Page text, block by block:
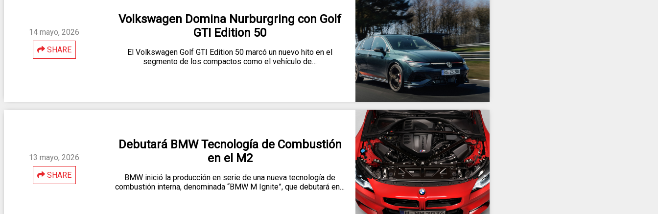
14 mayo, 2026
SHARE
Volkswagen Domina Nurburgring con Golf
GTI Edition 50
El Volkswagen Golf GTI Edition 50 marcó un nuevo hito en el
segmento de los compactos como el vehículo de…
13 mayo, 2026
SHARE
Debutará BMW Tecnología de Combustión
en el M2
BMW inició la producción en serie de una nueva tecnología de
combustión interna, denominada “BMW M Ignite”, que debutará en…